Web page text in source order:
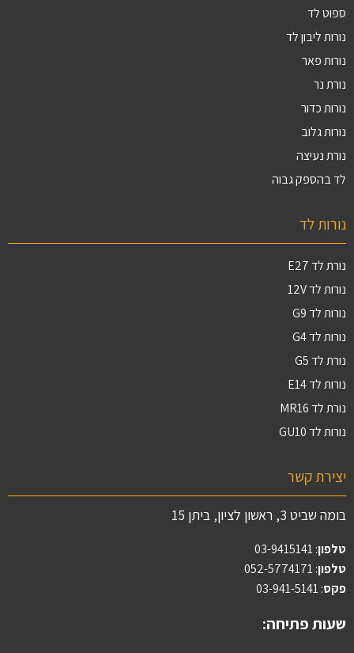
ספוט לד
נורות ליבון לד
נורות פאר
נורת נר
נורות כדור
נורות גלוב
נורת נעיצה
לד בהספק גבוה
נורות לד
נורת לד E27
נורות לד 12V
נורות לד G9
נורות לד G4
נורת לד G5
נורות לד E14
נורת לד MR16
נורות לד GU10
יצירת קשר
בומה שביט 3, ראשון לציון, ביתן 15
טלפון:
03-9415141
טלפון: 052-5774171
פקס: 03-941-5141
שעות פתיחה: